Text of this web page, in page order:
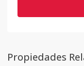
Propiedades